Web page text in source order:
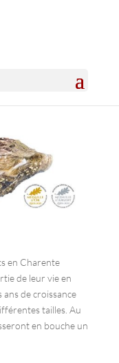
en Charente
de leur vie en
ans de croissance
tailles. Au
en bouche un